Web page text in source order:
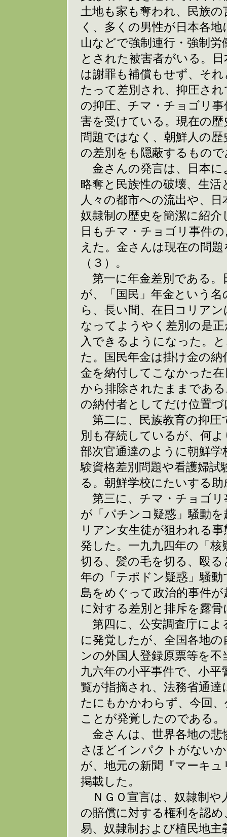
土地も家も奪われ、民族
く、多くの男性が日本各
山などで強制連行・強制
とされた被害者がいる。
は謝罪も補償もせず、そ
たって差別され、抑圧さ
の抑圧、チマ・チョゴリ
害を受けている。現在の
問題ではなく、朝鮮人の
の差別をも隠蔽するもの
金さんの発言は、日本に
略奪と民族性の破壊、生
人々の都市への流出や、
奴隷制の歴史を簡潔に紹
日もチマ・チョゴリ事件
えた。金さんは現在の問
（３）。
第一に年金差別である。
が、「国民」年金という
ら、長い間、在日コリア
なってようやく差別の是
入できるようになった。
た。国民年金は掛け金の
金を納付してこなかった
から排除されたままであ
の納付者としてだけ位置
第二に、民族教育の抑圧
別も存続しているが、何
部次官通達のように朝鮮
験資格差別問題や看護婦
る。朝鮮学校にたいする
第三に、チマ・チョゴリ
が「パチンコ疑惑」騒動
リアン女生徒が狙われる
発した。一九九四年の「
切る、髪の毛を切る、殴
年の「テポドン疑惑」騒
島をめぐって政治的事件
に対する差別と排斥を露骨
第四に、公安調査庁によ
に発覚したが、全国各地
ンの外国人登録原票等を
九六年の小平事件で、小
覧が指摘され、法務省通
たにもかかわらず、今回
ことが発覚したのである。
金さんは、世界各地の悲
さほどインパクトがない
が、地元の新聞『マーキ
掲載した。
ＮＧＯ宣言は、奴隷制や
の賠償に対する権利を認
易、奴隷制および植民地